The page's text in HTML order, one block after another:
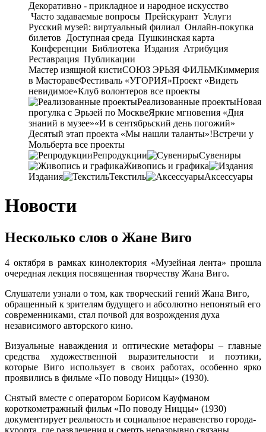
Декоративно - прикладное и народное искусство
Часто задаваемые вопросы Прейскурант Услуги
Русский музей: виртуальный филиал Онлайн-покупка
билетов Доступная среда Пушкинская карта
Конференции Библиотека Издания Атрибуция
Реставрация Публикации
Мастер изящной кистиСОЮЗ ЭРЬЗЯ ФИЛЬМКиммерия
в МасторавеФестиваль «УГОРИЯ»Проект «Видеть
невидимое»Клуб волонтеров все проекты
Реализованные проектыНовая
прогулка с Эрьзей по МосквеЯркие мгновения «Дня
знаний в музее»«И в сентябрьский день погожий»
Десятый этап проекта «Мы нашли таланты»!Встречи у
Мольберта все проекты
Репродукции
Сувениры
Живопись и графика
Издания
Текстиль Аксессуары
Новости
Несколько слов о Жане Виго
4 октября в рамках кинолектория «Музейная лента» прошла
очередная лекция посвященная творчеству Жана Виго.
Слушатели узнали о том, как творческий гений Жана Виго,
обращенный к зрителям будущего и абсолютно непонятый его
современниками, стал почвой для возрождения духа
независимого авторского кино.
Визуальные наваждения и оптические метафоры – главные
средства художественной выразительности и поэтики,
которые Виго использует в своих работах, особенно ярко
проявились в фильме «По поводу Ниццы» (1930).
Снятый вместе с оператором Борисом Кауфманом
короткометражный фильм «По поводу Ниццы» (1930)
документирует реальность и социальное неравенство города-
курорта, где развлечения и смерть неразрывно связаны.